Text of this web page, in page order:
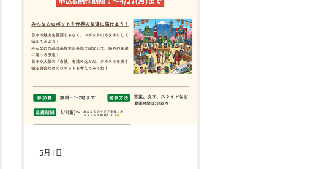
5月1日